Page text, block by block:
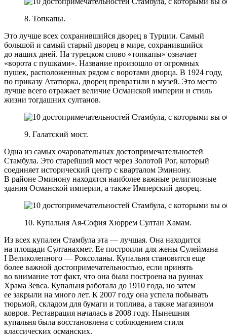
8. Топкапы.
Это лучше всех сохранившийся дворец в Турции. Самый
большой и самый старый дворец в мире, сохранившийся
до наших дней. На турецком слово «топкапы» означает
«ворота с пушками». Название произошло от огромных
пушек, расположенных рядом с воротами дворца. В 1924 году,
по приказу Ататюрка, дворец превратили в музей. Это место
лучше всего отражает величие Османской империи и стиль
жизни тогдашних султанов.
9. Галатский мост.
Одна из самых очаровательных достопримечательностей
Стамбула. Это старейший мост через Золотой Рог, который
соединяет исторический центр с кварталом Эминону.
В районе Эминону находятся наиболее важные религиозные
здания Османской империи, а также Имперский дворец.
10. Купальня Ая-София Хюррем Султан Хамам.
Из всех купален Стамбула эта — лучшая. Она находится
на площади Султанахмет. Ее построили для жены Сулеймана
I Великолепного — Роксоланы. Купальня становится еще
более важной достопримечательностью, если принять
во внимание тот факт, что она была построена на руинах
Храма Зевса. Купальня работала до 1910 года, но затем
ее закрыли на много лет. К 2007 году она успела побывать
тюрьмой, складом для бумаги и топлива, а также магазином
ковров. Реставрация началась в 2008 году. Нынешняя
купальня была восстановлена с соблюдением стиля
классических османских.